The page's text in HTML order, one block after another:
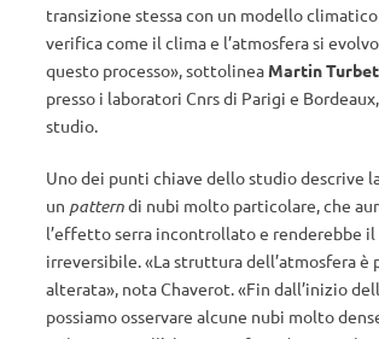
transizione stessa con un modello
verifica come il clima e l’atmosfera si
questo processo», sottolinea Martin Turbet
presso i laboratori Cnrs di Parigi e
studio.
Uno dei punti chiave dello studio descrive
un patterndi nubi molto particolare, che
l’effetto serra incontrollato e renderebbe il
irreversibile. «La struttura dell’atmosfera è
alterata», nota Chaverot. «Fin dall’inizio
possiamo osservare alcune nubi molto